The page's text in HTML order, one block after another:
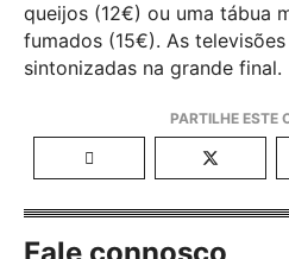
queijos (12€) ou uma tábua
fumados (15€). As
sintonizadas na grande final.
Fale connosco